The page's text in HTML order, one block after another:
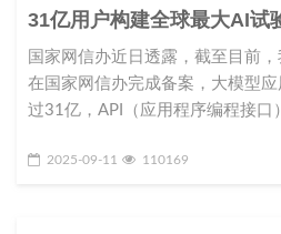
31亿用户构建全球最大AI试
国家网信办近日透露，截至目前
在国家网信办完成备案，大模型
过31亿，API（应用程序编程接口
2025-09-11 110169